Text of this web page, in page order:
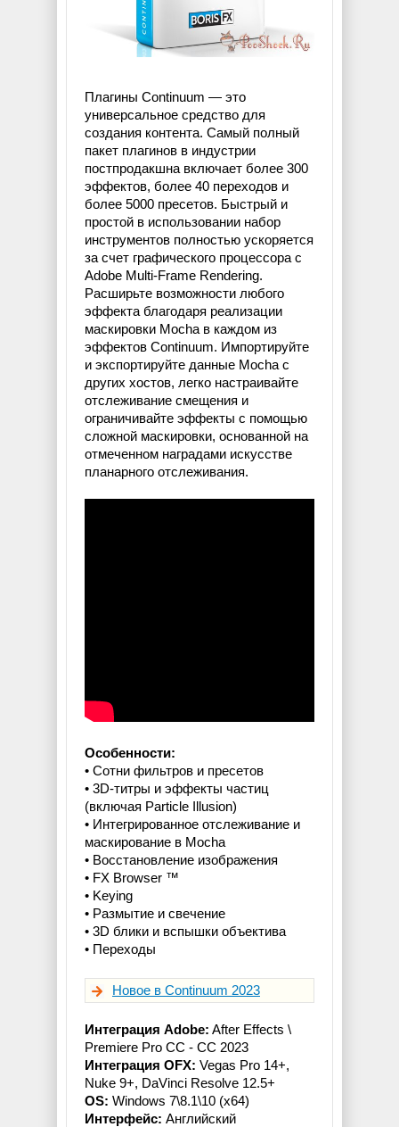
Плагины Continuum — это
универсальное средство для
создания контента. Самый полный
пакет плагинов в индустрии
постпродакшна включает более 300
эффектов, более 40 переходов и
более 5000 пресетов. Быстрый и
простой в использовании набор
инструментов полностью ускоряется
за счет графического процессора с
Adobe Multi-Frame Rendering.
Расширьте возможности любого
эффекта благодаря реализации
маскировки Mocha в каждом из
эффектов Continuum. Импортируйте
и экспортируйте данные Mocha с
других хостов, легко настраивайте
отслеживание смещения и
ограничивайте эффекты с помощью
сложной маскировки, основанной на
отмеченном наградами искусстве
планарного отслеживания.
Особенности:
• Сотни фильтров и пресетов
• 3D-титры и эффекты частиц
(включая Particle Illusion)
• Интегрированное отслеживание и
маскирование в Mocha
• Восстановление изображения
• FX Browser ™
• Keying
• Размытие и свечение
• 3D блики и вспышки объектива
• Переходы
Новое в Continuum 2023
Интеграция Adobe: After Effects \
Premiere Pro СС - CC 2023
Интеграция OFX: Vegas Pro 14+,
Nuke 9+, DaVinci Resolve 12.5+
OS: Windows 7\8.1\10 (x64)
Интерфейс: Английский